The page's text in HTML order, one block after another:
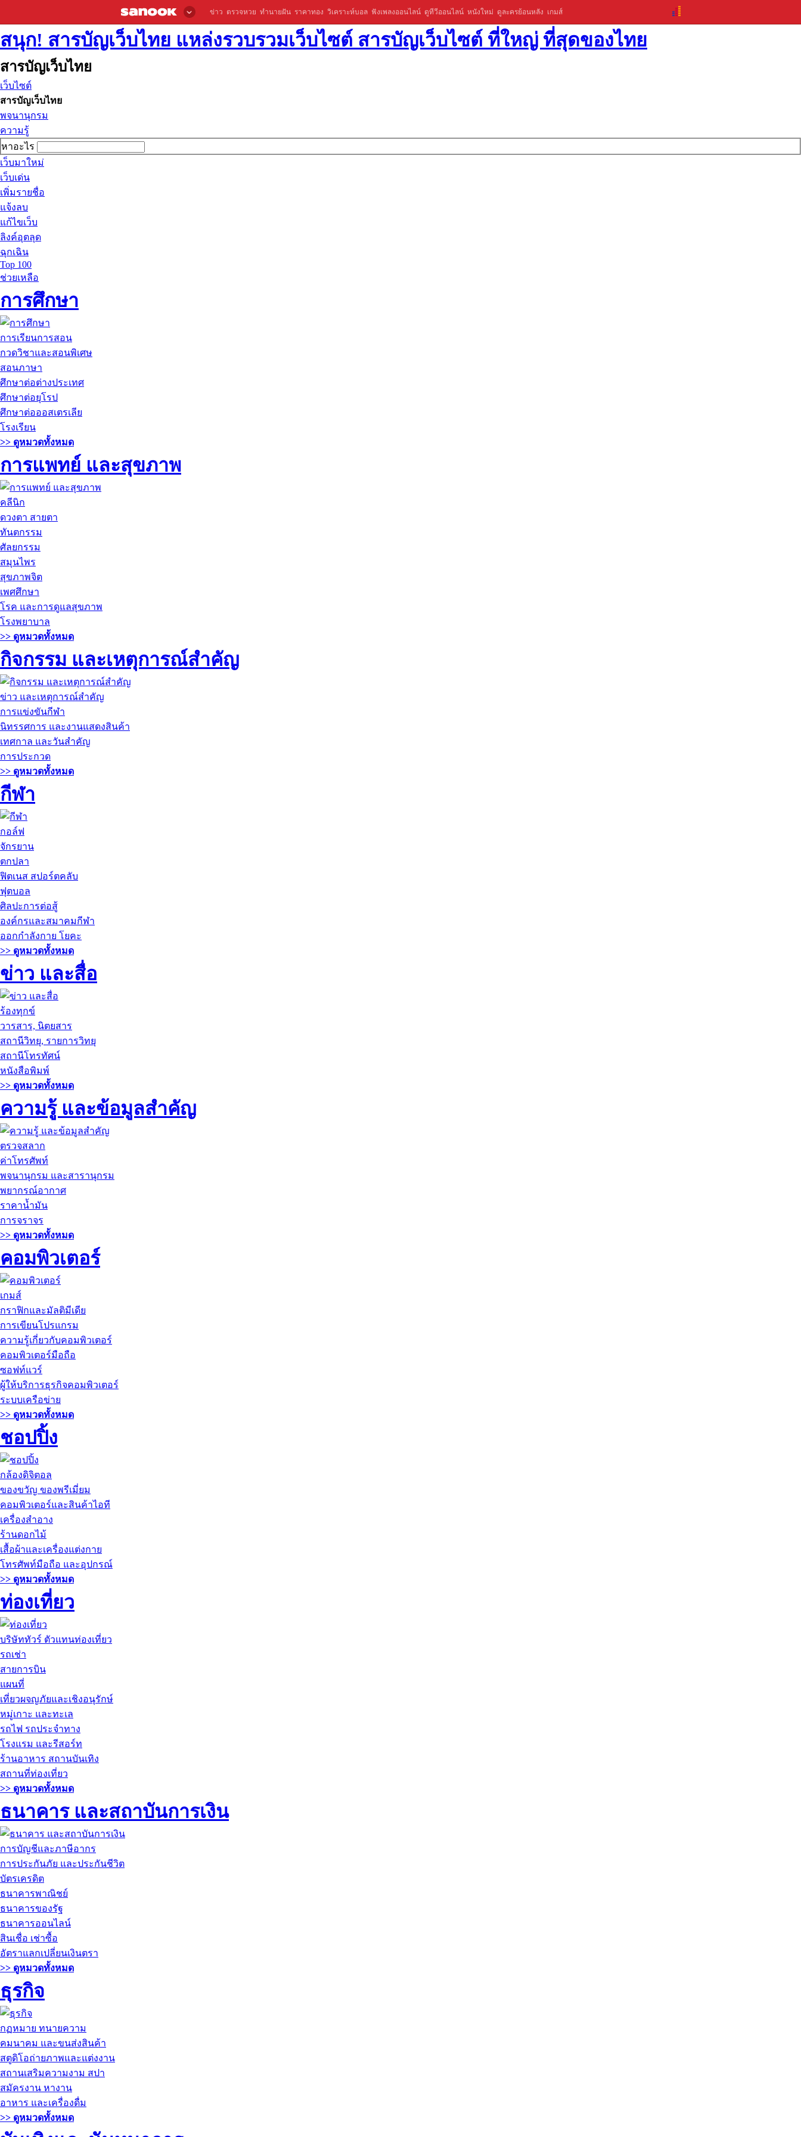
ข่าว ตรวจหวย ทำนายฝัน ราคาทอง วิเคราะห์บอล ฟังเพลงออนไลน์ ดูทีวีออนไลน์ หนังใหม่ ดูละครย้อนหลัง เกมส์
สนุก! สารบัญเว็บไทย แหล่งรวบรวมเว็บไซต์ สารบัญเว็บไซต์ ที่ใหญ่ ที่สุดของไทย
สารบัญเว็บไทย
เว็บไซต์
สารบัญเว็บไทย
พจนานุกรม
ความรู้
หาอะไร
เว็บมาใหม่
เว็บเด่น
เพิ่มรายชื่อ
แจ้งลบ
แก้ไขเว็บ
ลิงค์อุตลุด
ฉุกเฉิน
Top 100
ช่วยเหลือ
การศึกษา
การเรียนการสอน
กวดวิชาและสอนพิเศษ
สอนภาษา
ศึกษาต่อต่างประเทศ
ศึกษาต่อยุโรป
ศึกษาต่อออสเตรเลีย
โรงเรียน
>> ดูหมวดทั้งหมด
การแพทย์ และสุขภาพ
คลีนิก
ดวงตา สายตา
ทันตกรรม
ศัลยกรรม
สมุนไพร
สุขภาพจิต
เพศศึกษา
โรค และการดูแลสุขภาพ
โรงพยาบาล
>> ดูหมวดทั้งหมด
กิจกรรม และเหตุการณ์สำคัญ
ข่าว และเหตุการณ์สำคัญ
การแข่งขันกีฬา
นิทรรศการ และงานแสดงสินค้า
เทศกาล และวันสำคัญ
การประกวด
>> ดูหมวดทั้งหมด
กีฬา
กอล์ฟ
จักรยาน
ตกปลา
ฟิตเนส สปอร์ตคลับ
ฟุตบอล
ศิลปะการต่อสู้
องค์กรและสมาคมกีฬา
ออกกำลังกาย โยคะ
>> ดูหมวดทั้งหมด
ข่าว และสื่อ
ร้องทุกข์
วารสาร, นิตยสาร
สถานีวิทยุ, รายการวิทยุ
สถานีโทรทัศน์
หนังสือพิมพ์
>> ดูหมวดทั้งหมด
ความรู้ และข้อมูลสำคัญ
ตรวจสลาก
ค่าโทรศัพท์
พจนานุกรม และสารานุกรม
พยากรณ์อากาศ
ราคาน้ำมัน
การจราจร
>> ดูหมวดทั้งหมด
คอมพิวเตอร์
เกมส์
กราฟิกและมัลติมีเดีย
การเขียนโปรแกรม
ความรู้เกี่ยวกับคอมพิวเตอร์
คอมพิวเตอร์มือถือ
ซอฟท์แวร์
ผู้ให้บริการธุรกิจคอมพิวเตอร์
ระบบเครือข่าย
>> ดูหมวดทั้งหมด
ชอปปิ้ง
กล้องดิจิตอล
ของขวัญ ของพรีเมี่ยม
คอมพิวเตอร์และสินค้าไอที
เครื่องสำอาง
ร้านดอกไม้
เสื้อผ้าและเครื่องแต่งกาย
โทรศัพท์มือถือ และอุปกรณ์
>> ดูหมวดทั้งหมด
ท่องเที่ยว
บริษัททัวร์ ตัวแทนท่องเที่ยว
รถเช่า
สายการบิน
แผนที่
เที่ยวผจญภัยและเชิงอนุรักษ์
หมู่เกาะ และทะเล
รถไฟ รถประจำทาง
โรงแรม และรีสอร์ท
ร้านอาหาร สถานบันเทิง
สถานที่ท่องเที่ยว
>> ดูหมวดทั้งหมด
ธนาคาร และสถาบันการเงิน
การบัญชีและภาษีอากร
การประกันภัย และประกันชีวิต
บัตรเครดิต
ธนาคารพาณิชย์
ธนาคารของรัฐ
ธนาคารออนไลน์
สินเชื่อ เช่าซื้อ
อัตราแลกเปลี่ยนเงินตรา
>> ดูหมวดทั้งหมด
ธุรกิจ
กฏหมาย ทนายความ
คมนาคม และขนส่งสินค้า
สตูดิโอถ่ายภาพและแต่งงาน
สถานเสริมความงาม สปา
สมัครงาน หางาน
อาหาร และเครื่องดื่ม
>> ดูหมวดทั้งหมด